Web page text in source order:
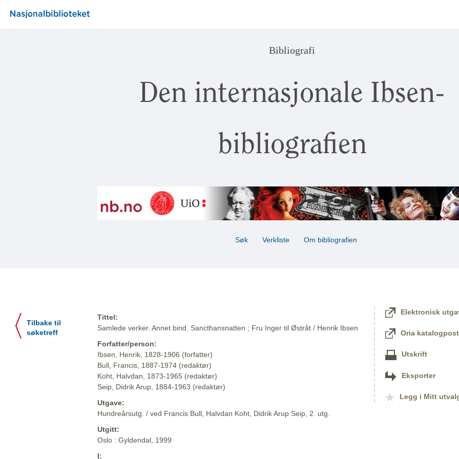
Bibliografi
Den internasjonale Ibsen-
bibliografien
Søk Verkliste Om bibliografien
Tilbake til
søketreff
Tittel:
Samlede verker. Annet bind. Sancthansnatten ; Fru Inger til Østråt / Henrik Ibsen
Forfatter/person:
Ibsen, Henrik, 1828-1906 (forfatter)
Bull, Francis, 1887-1974 (redaktør)
Koht, Halvdan, 1873-1965 (redaktør)
Seip, Didrik Arup, 1884-1963 (redaktør)
Utgave:
Hundreårsutg. / ved Francis Bull, Halvdan Koht, Didrik Arup Seip, 2. utg.
Utgitt:
Oslo : Gyldendal, 1999
I:
Elektronisk
Oria katalogpost
Utskrift
Eksporter
Legg i Mitt